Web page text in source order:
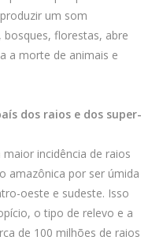
um som
florestas, abre
a morte de animais e
dos raios e dos super-
incidência de raios
amazônica por ser úmida
oeste e sudeste. Isso
o tipo de relevo e a
de 100 milhões de raios